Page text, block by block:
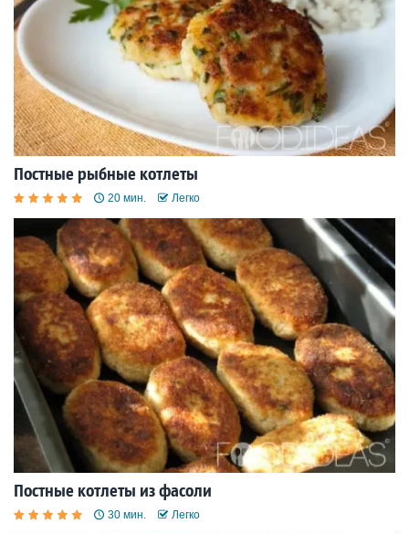
Постные рыбные котлеты
20 мин. Легко
Постные котлеты из фасоли
30 мин. Легко